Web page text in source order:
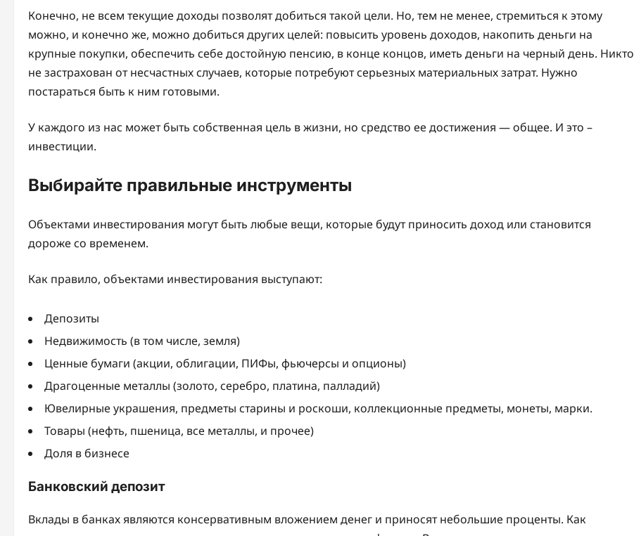
Конечно, не всем текущие доходы позволят добиться такой цели. Но, тем не менее, стремиться к этому
можно, и конечно же, можно добиться других целей: повысить уровень доходов, накопить деньги на
крупные покупки, обеспечить себе достойную пенсию, в конце концов, иметь деньги на черный день. Никто
не застрахован от несчастных случаев, которые потребуют серьезных материальных затрат. Нужно
постараться быть к ним готовыми.
У каждого из нас может быть собственная цель в жизни, но средство ее достижения — общее. И это –
инвестиции.
Выбирайте правильные инструменты
Объектами инвестирования могут быть любые вещи, которые будут приносить доход или становится
дороже со временем.
Как правило, объектами инвестирования выступают:
Депозиты
Недвижимость (в том числе, земля)
Ценные бумаги (акции, облигации, ПИФы, фьючерсы и опционы)
Драгоценные металлы (золото, серебро, платина, палладий)
Ювелирные украшения, предметы старины и роскоши, коллекционные предметы, монеты, марки.
Товары (нефть, пшеница, все металлы, и прочее)
Доля в бизнесе
Банковский депозит
Вклады в банках являются консервативным вложением денег и приносят небольшие проценты. Как